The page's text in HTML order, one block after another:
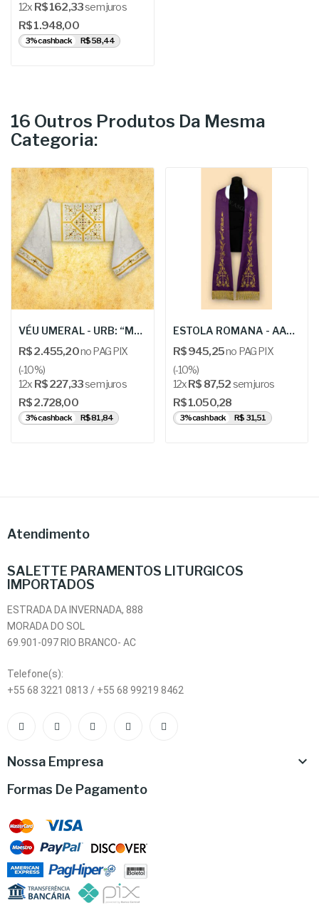
12x R$ 162,33sem juros
R$ 1.948,00
3% cashback R$ 58,44
16 Outros Produtos Da Mesma
Categoria:
VÉU UMERAL - URB: “Massimo- Bianco”
R$ 2.455,20no PAG PIX
(-10%)
12x R$ 227,33sem juros
R$ 2.728,00
3% cashback R$ 81,84
ESTOLA ROMANA - AAA 186
R$ 945,25no PAG PIX
(-10%)
12x R$ 87,52 sem juros
R$ 1.050,28
3% cashback R$ 31,51
Atendimento
SALETTE PARAMENTOS LITURGICOS
IMPORTADOS
ESTRADA DA INVERNADA, 888
MORADA DO SOL
69.901-097 RIO BRANCO- AC
Telefone(s):
+55 68 3221 0813 / +55 68 99219 8462
Nossa Empresa 
Formas De Pagamento